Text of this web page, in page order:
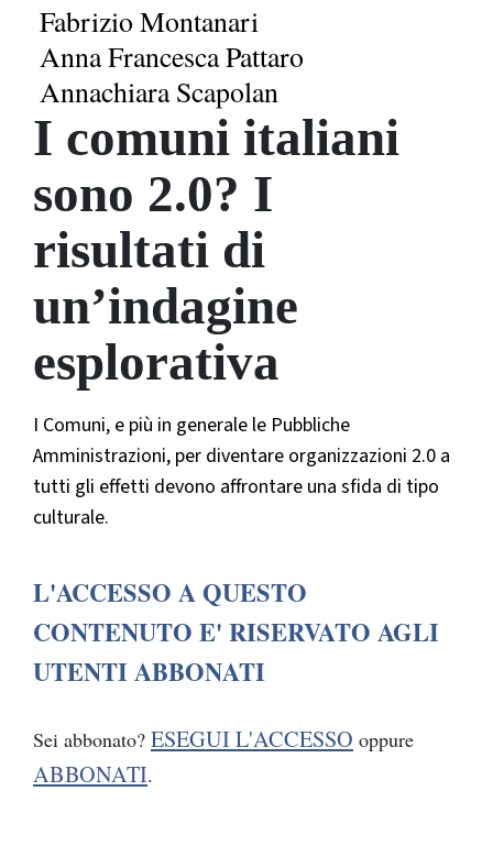
Fabrizio Montanari
Anna Francesca Pattaro
Annachiara Scapolan
I comuni italiani
sono 2.0? I
risultati di
un’indagine
esplorativa
I Comuni, e più in generale le Pubbliche
Amministrazioni, per diventare organizzazioni 2.0 a
tutti gli effetti devono affrontare una sfida di tipo
culturale.
L'ACCESSO A QUESTO
CONTENUTO E' RISERVATO AGLI
UTENTI ABBONATI
Sei abbonato? ESEGUI L'ACCESSO oppure
ABBONATI.